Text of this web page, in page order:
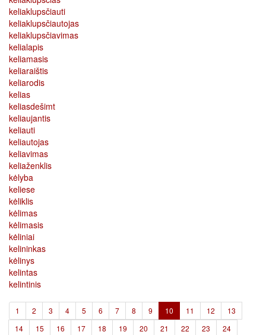
keliaklupsčiauti
keliaklupsčiautojas
keliaklupsčiavimas
kelialapis
keliamasis
keliaraištis
keliarodis
kelias
keliasdešimt
keliaujantis
keliauti
keliautojas
keliavimas
keliaženklis
kėlyba
keliese
kėliklis
kėlimas
kėlimasis
kėliniai
kelininkas
kėlinys
kelintas
kelintinis
1 2 3 4 5 6 7 8 9 10 (current)
11 12
13
14
15 16 17 18 19 20 21 22 23 24